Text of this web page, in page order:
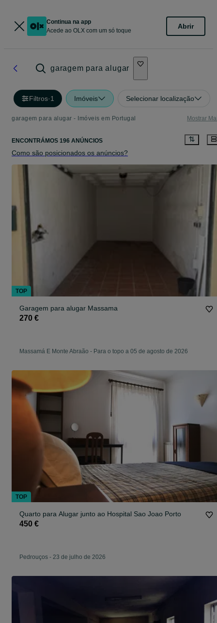
Continua na app
Acede ao OLX com um só toque
Abrir
garagem para alugar
Filtros·1 Imóveis Selecionar localização
garagem para alugar - Imóveis em Portugal Mostrar
ENCONTRÁMOS 196 ANÚNCIOS
Como são posicionados os anúncios?
Garagem para alugar Massama
270 €
Massamá E Monte Abraão - Para o topo a 05 de agosto de 2026
Quarto para Alugar junto ao Hospital Sao Joao Porto
450 €
Pedrouços - 23 de julho de 2026
TOP
TOP